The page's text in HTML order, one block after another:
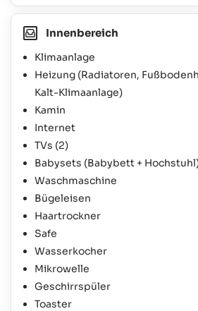
Innenbereich
Klimaanlage
Heizung (Radiatoren,
Kalt-Klimaanlage)
Kamin
Internet
TVs (2)
Babysets (Babybett +
Waschmaschine
Bügeleisen
Haartrockner
Safe
Wasserkocher
Mikrowelle
Geschirrspüler
Toaster